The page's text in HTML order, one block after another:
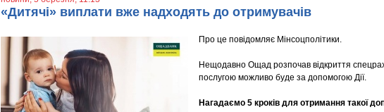
«Дитячі» виплати вже надходять до отримувачів
Про це повідомляє Мінсоцполітики.
Нещодавно Ощад розпочав відкриття
послугою можливо буде за допомогою Дії.
Нагадаємо 5 кроків для отримання такої